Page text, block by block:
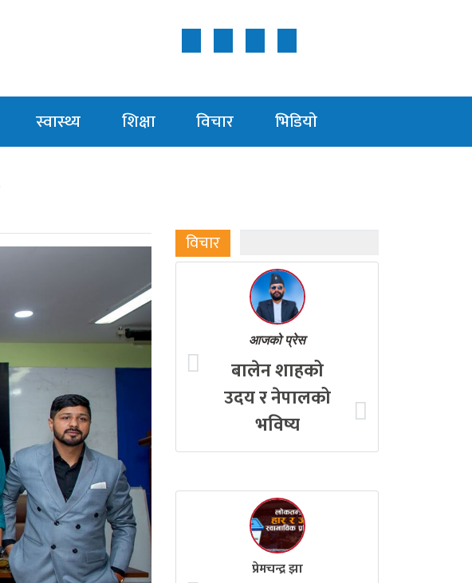
स्वास्थ्य शिक्षा विचार भिडियाे
विचार
आजको प्रेस
बालेन शाहको
उदय र नेपालको
भविष्य
प्रेमचन्द्र झा